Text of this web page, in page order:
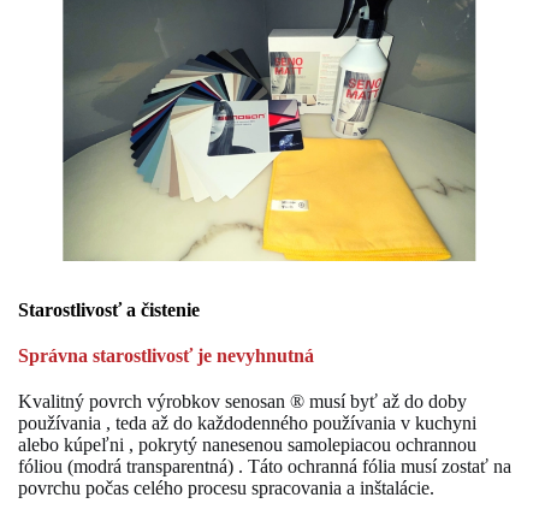
Starostlivosť a čistenie
Správna starostlivosť je nevyhnutná
Kvalitný povrch výrobkov senosan ® musí byť až do doby
používania , teda až do každodenného používania v kuchyni
alebo kúpeľni , pokrytý nanesenou samolepiacou ochrannou
fóliou (modrá transparentná) . Táto ochranná fólia musí zostať na
povrchu počas celého procesu spracovania a inštalácie.